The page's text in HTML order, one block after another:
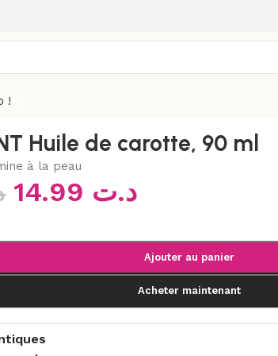
!
Huile de carotte, 90 ml
à la peau
د.ت
Ajouter au panier
Acheter maintenant